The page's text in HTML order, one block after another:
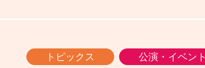
トピックス 公演・イベント